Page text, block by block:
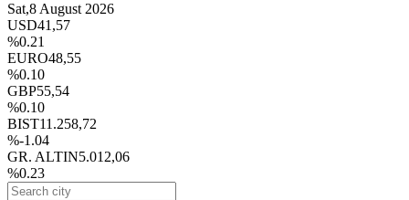
Sat,8 August 2026
USD41,57
%0.21
EURO48,55
%0.10
GBP55,54
%0.10
BIST11.258,72
%-1.04
GR. ALTIN5.012,06
%0.23